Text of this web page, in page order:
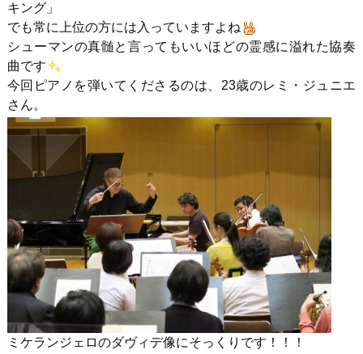
キング」
でも常に上位の方には入っていますよね
シューマンの真髄と言ってもいいほどの霊感に溢れた協奏
曲です
今回ピアノを弾いてくださるのは、23歳のレミ・ジュニエ
さん。
ミケランジェロのダヴィデ像にそっくりです！！！